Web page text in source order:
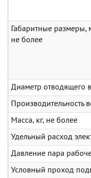
Габаритные размеры,
не более
Диаметр отводящего
Производительность
Масса, кг, не более
Удельный расход
Давление пара
Условный проход